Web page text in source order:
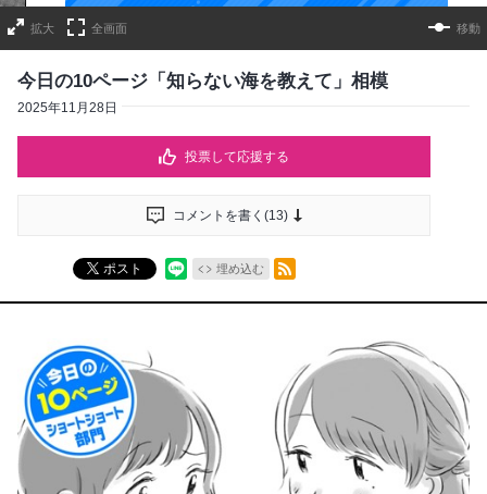
拡大 全画面 移動
今日の10ページ「知らない海を教えて」相模
2025年11月28日
投票して応援する
コメントを書く(13)
ポスト 埋め込む
RSSフィード